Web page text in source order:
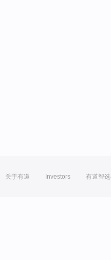
关于有道 Investors 有道智选